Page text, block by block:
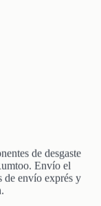
de desgaste
Envío el
de envío exprés y